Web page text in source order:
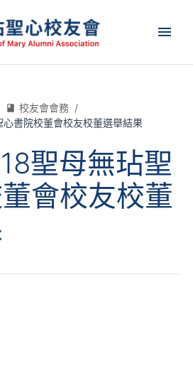
校友會會務 /
書院校董會校友校董選舉結果
聖母無玷聖
會校友校董